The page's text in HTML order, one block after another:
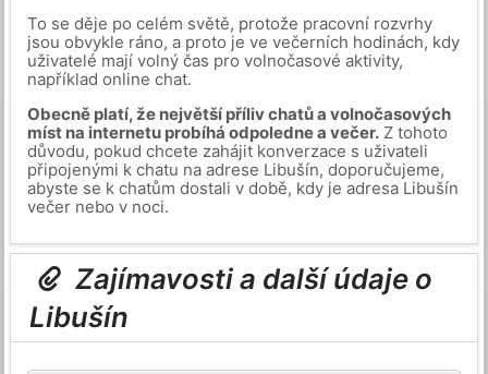
To se děje po celém světě, protože pracovní rozvrhy
jsou obvykle ráno, a proto je ve večerních hodinách, kdy
uživatelé mají volný čas pro volnočasové aktivity,
například online chat.
Obecně platí, že největší příliv chatů a volnočasových
míst na internetu probíhá odpoledne a večer.Z tohoto
důvodu, pokud chcete zahájit konverzace s uživateli
připojenými k chatu na adrese Libušín, doporučujeme,
abyste se k chatům dostali v době, kdy je adresa Libušín
večer nebo v noci.
Zajímavosti a další údaje o
Libušín